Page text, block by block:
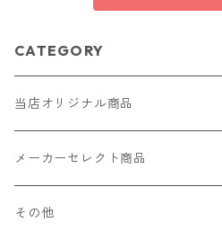
CATEGORY
当店オリジナル商品
レザー（革）
ロングウォレット
ストラップ
メーカーセレクト商品
財布・キーケース・カードケース
その他